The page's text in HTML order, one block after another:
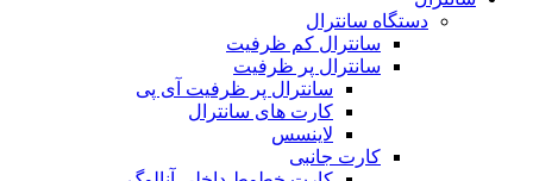
دستگاه سانترال
سانترال کم ظرفیت
سانترال پر ظرفیت
سانترال پر ظرفیت آی پی
کارت های سانترال
لاینسس
کارت جانبی